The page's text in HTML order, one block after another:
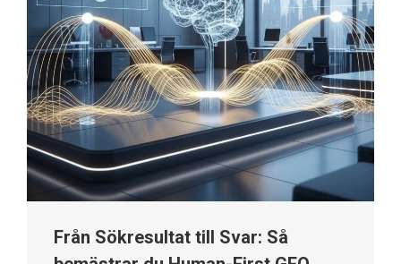
Från Sökresultat till Svar: Så